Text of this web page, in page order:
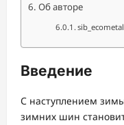
Об авторе
sib_ecometal
Введение
С наступлением
зимних шин